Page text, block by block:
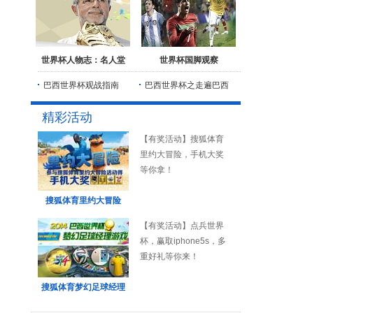
世界杯人物志：名人堂 世界杯国脚观察
巴西世界杯观战指南 巴西世界杯之走遍巴西
精彩活动
搜狐体育里约大冒险
【有奖活动】搜狐体育
里约大冒险，手机大奖
等你拿！
搜狐体育梦幻足球经理
【有奖活动】点兵世界
杯，赢取iphone5s，多
重好礼等你来！